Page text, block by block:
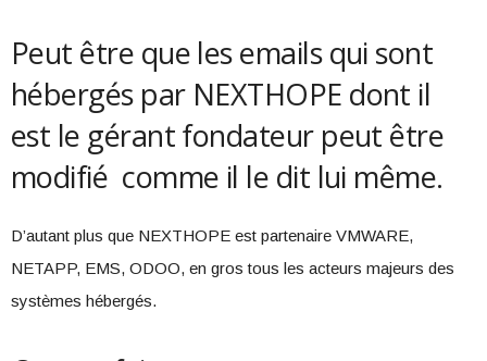
Peut être que les emails qui sont
hébergés par NEXTHOPE dont il
est le gérant fondateur peut être
modifié comme il le dit lui même.
D’autant plus que NEXTHOPE est partenaire VMWARE,
NETAPP, EMS, ODOO, en gros tous les acteurs majeurs des
systèmes hébergés.